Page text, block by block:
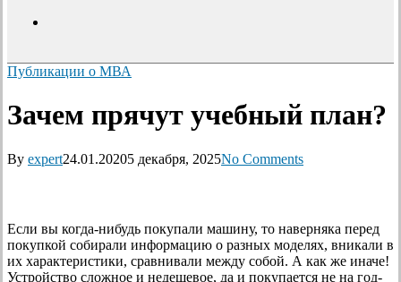
Публикации о МВА
Зачем прячут учебный план?
By expert24.01.20205 декабря, 2025No Comments
Если вы когда-нибудь покупали машину, то наверняка перед
покупкой собирали информацию о разных моделях, вникали в
их характеристики, сравнивали между собой. А как же иначе!
Устройство сложное и недешевое, да и покупается не на год-